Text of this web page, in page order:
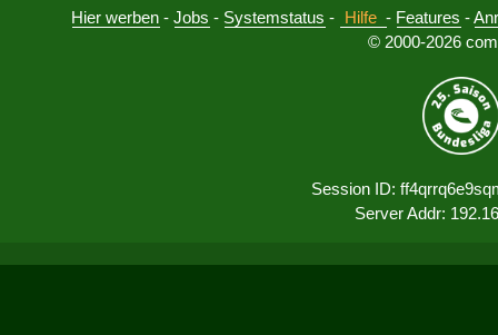
Hier werben -Jobs - Systemstatus - Hilfe - Features -
© 2000-2026
Session ID:
Server Addr: